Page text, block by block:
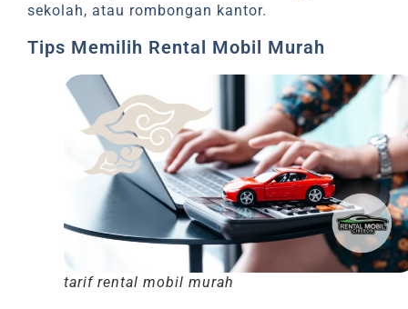
sekolah, atau rombongan kantor.
Tips Memilih Rental Mobil Murah
tarif rental mobil murah